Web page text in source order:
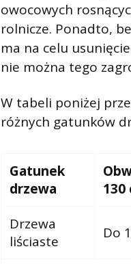
owocowych
rolnicze. Ponadto,
ma na celu
nie można tego
W tabeli poniżej
różnych gatunków
Gatunek
drzewa
130
Drzewa
liściaste
Do